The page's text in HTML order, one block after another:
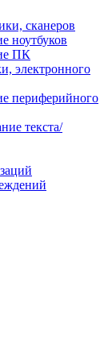
сканеров
ноутбуков
ПК
электронного
периферийного
текста/